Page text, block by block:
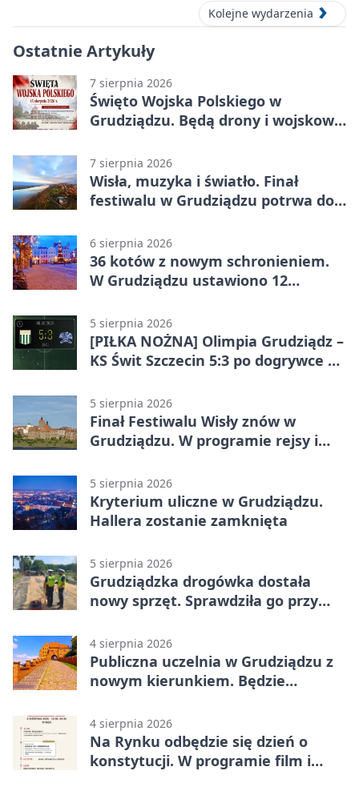
Kolejne wydarzenia
Ostatnie Artykuły
7 sierpnia 2026
Święto Wojska Polskiego w
Grudziądzu. Będą drony i wojskowa
7 sierpnia 2026
Wisła, muzyka i światło. Finał
festiwalu w Grudziądzu potrwa do
6 sierpnia 2026
36 kotów z nowym schronieniem.
W Grudziądzu ustawiono 12
5 sierpnia 2026
[PIŁKA NOŻNA] Olimpia Grudziądz –
KS Świt Szczecin 5:3 po dogrywce w
odwrócili losy meczu
5 sierpnia 2026
Finał Festiwalu Wisły znów w
Grudziądzu. W programie rejsy i
5 sierpnia 2026
Kryterium uliczne w Grudziądzu.
Hallera zostanie zamknięta
5 sierpnia 2026
Grudziądzka drogówka dostała
nowy sprzęt. Sprawdziła go przy
4 sierpnia 2026
Publiczna uczelnia w Grudziądzu z
nowym kierunkiem. Będzie
4 sierpnia 2026
Na Rynku odbędzie się dzień o
konstytucji. W programie film i